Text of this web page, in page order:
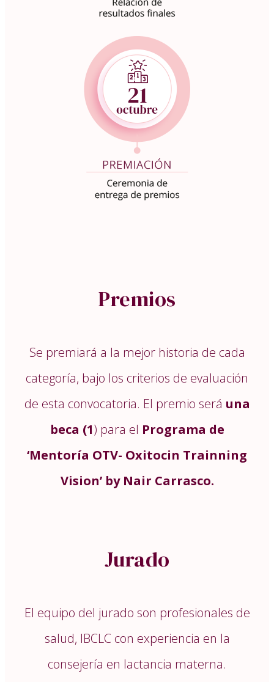
Premios
Se premiará a la mejor historia de cada
categoría, bajo los criterios de evaluación
de esta convocatoria. El premio será una
beca (1) para el Programa de
‘Mentoría OTV- Oxitocin Trainning
Vision’ by Nair Carrasco.
Jurado
El equipo del jurado son profesionales de
salud, IBCLC con experiencia en la
consejería en lactancia materna.